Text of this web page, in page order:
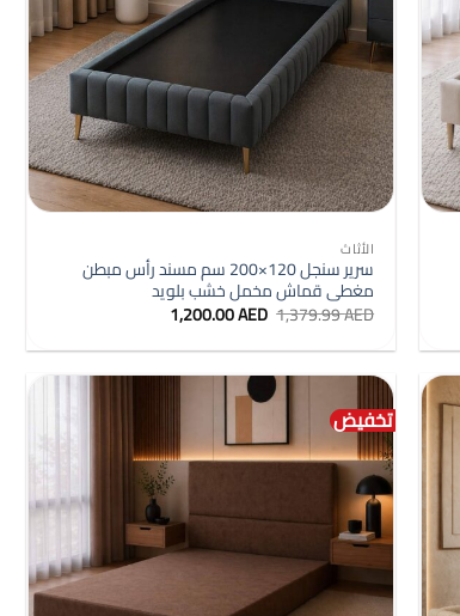
+
الأثاث
سرير سنجل 120×200 سم مسند رأس مبطن
مغطى قماش مخمل خشب بلويد
1,379.99AED السعر
الأصلي
هو:
1,379.99 AED.
1,200.00AED
هو:
1,200.00 AED.
تخفيض